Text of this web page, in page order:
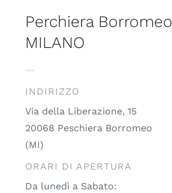
Perchiera Borromeo
MILANO
INDIRIZZO
Via della Liberazione, 15
20068 Peschiera Borromeo
(MI)
ORARI DI APERTURA
Da lunedì a Sabato: